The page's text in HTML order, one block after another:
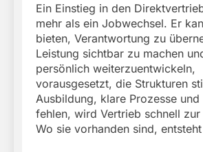
Ein Einstieg in den
mehr als ein Jobwechsel. Er
bieten, Verantwortung zu
Leistung sichtbar zu machen
persönlich weiterzuentwickeln,
vorausgesetzt, die Strukturen
Ausbildung, klare Prozesse und
fehlen, wird Vertrieb schnell zur
Wo sie vorhanden sind,